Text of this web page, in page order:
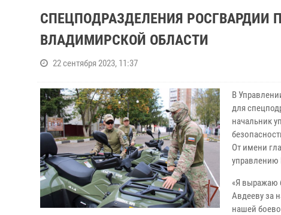
СПЕЦПОДРАЗДЕЛЕНИЯ РОСГВАРДИИ
ВЛАДИМИРСКОЙ ОБЛАСТИ
22 сентября 2023, 11:37
В
для
начальник
От имени
управлению
«Я выражаю
Авдееву за
нашей